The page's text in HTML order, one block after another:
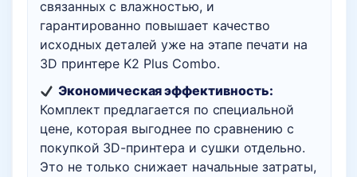
связанных с влажностью, и
гарантированно повышает качество
исходных деталей уже на этапе печати на
3D принтере K2 Plus Combo.
Экономическая эффективность:
Комплект предлагается по специальной
цене, которая выгоднее по сравнению с
покупкой 3D-принтера и сушки отдельно.
Это не только снижает начальные затраты,